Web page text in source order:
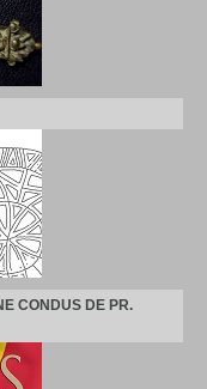
CONDUS DE PR.